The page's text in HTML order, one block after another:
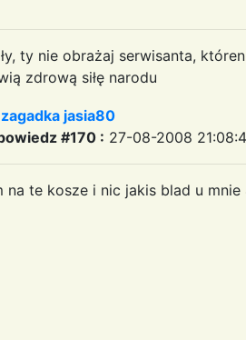
ty nie obrażaj serwisanta,
zdrową siłę narodu
jasia80
#170 : 27-08-2008
na te kosze i nic jakis blad u